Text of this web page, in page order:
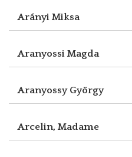
Arányi Miksa
Aranyossi Magda
Aranyossy György
Arcelin, Madame